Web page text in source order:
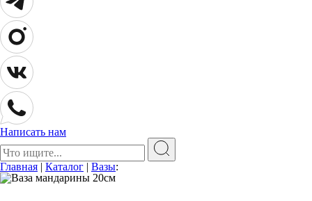
Написать нам
Поиск:
Главная | Каталог | Вазы: